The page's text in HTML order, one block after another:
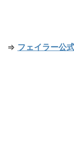
⇒ フェイラー公